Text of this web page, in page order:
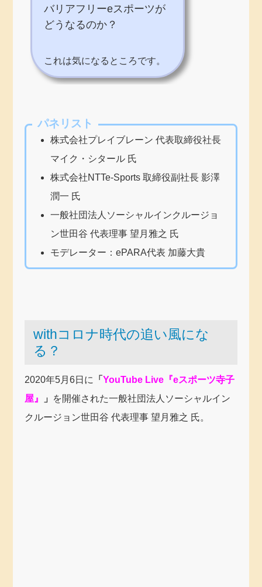
バリアフリーeスポーツが
どうなるのか？
これは気になるところです。
パネリスト
株式会社プレイブレーン 代表取締役社長
マイク・シタール 氏
株式会社NTTe-Sports 取締役副社長 影澤
潤一 氏
一般社団法人ソーシャルインクルージョ
ン世田谷 代表理事 望月雅之 氏
モデレーター：ePARA代表 加藤大貴
withコロナ時代の追い風にな
る？
2020年5月6日に 「YouTube Live『eスポーツ寺子
屋』
」 を開催された一般社団法人ソーシャルイン
クルージョン世田谷 代表理事 望月雅之 氏。